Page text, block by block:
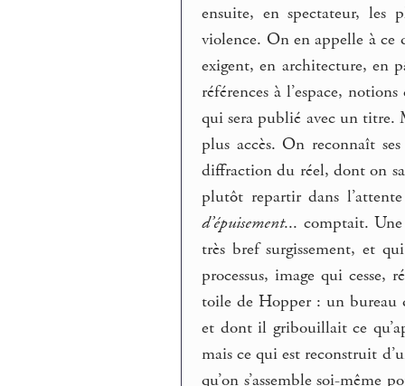
ensuite, en spectateur, les
violence. On en appelle à ce
exigent, en architecture, en
références à l’espace,
qui sera publié avec un titre.
plus accès. On reconnaît
diffraction du réel, dont on
plutôt repartir dans
d’épuisement... comptait.
très bref surgissement, et
processus, image qui cesse,
toile de Hopper : un bureau
et dont il gribouillait ce
mais ce qui est reconstruit
qu’on s’assemble soi-même